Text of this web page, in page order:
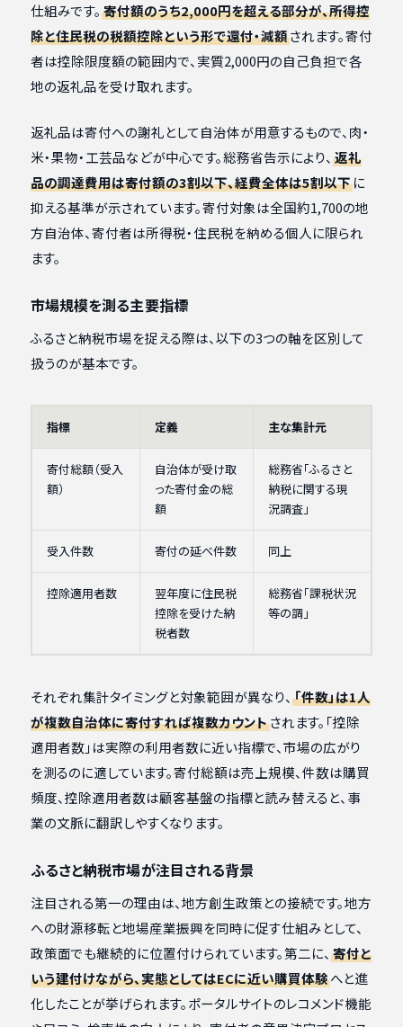
仕組みです。 寄付額のうち2,000円を超える部分が、所得控
除と住民税の税額控除という形で還付・減額されます。寄付
者は控除限度額の範囲内で、実質2,000円の自己負担で各
地の返礼品を受け取れます。
返礼品は寄付への謝礼として自治体が用意するもので、肉・
米・果物・工芸品などが中心です。総務省告示により、 返礼
品の調達費用は寄付額の3割以下、経費全体は5割以下に
抑える基準が示されています。寄付対象は全国約1,700の地
方自治体、寄付者は所得税・住民税を納める個人に限られ
ます。
市場規模を測る主要指標
ふるさと納税市場を捉える際は、以下の3つの軸を区別して
扱うのが基本です。
指標 定義 主な集計元
寄付総額（受入
額）
自治体が受け取
った寄付金の総
額
総務省「ふるさと
納税に関する現
況調査」
受入件数 寄付の延べ件数 同上
控除適用者数
翌年度に住民税
控除を受けた納
税者数
総務省「課税状況
等の調」
それぞれ集計タイミングと対象範囲が異なり、 「件数」は1人
が複数自治体に寄付すれば複数カウントされます。「控除
適用者数」は実際の利用者数に近い指標で、市場の広がり
を測るのに適しています。寄付総額は売上規模、件数は購買
頻度、控除適用者数は顧客基盤の指標と読み替えると、事
業の文脈に翻訳しやすくなります。
ふるさと納税市場が注目される背景
注目される第一の理由は、地方創生政策との接続です。地方
への財源移転と地場産業振興を同時に促す仕組みとして、
政策面でも継続的に位置付けられています。第二に、 寄付と
いう建付けながら、実態としてはECに近い購買体験へと進
化したことが挙げられます。ポータルサイトのレコメンド機能